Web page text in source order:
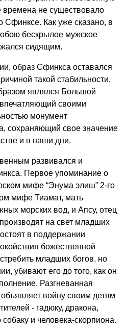
времена не существовало
Сфинксе. Как уже сказано, в
бескрылое мужское
сидящим.
образ Сфинкса оставался
такой стабильности,
являлся Большой
своими
монумент
сохраняющий свое значение
и в наши дни.
развивался и
Первое упоминание о
мифе “Энума элиш” 2-го
мифе Тиамат, мать
морских вод, и Апсу, отец
на свет младших
в поддержании
божественной
младших богов, но
убивают его до того, как он
Разгневанная
войну своим детям
- гадюку, дракона,
и человека-скорпиона.